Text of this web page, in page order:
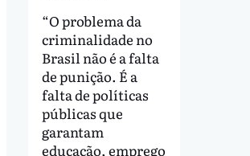
“O problema da
criminalidade no
Brasil não é a falta
de punição. É a
falta de políticas
públicas que
garantam
educação, emprego